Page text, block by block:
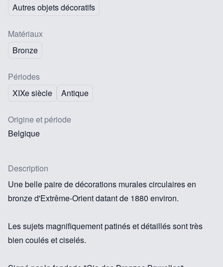
Autres objets décoratifs
Matériaux
Bronze
Périodes
XIXe siècle
Antique
Origine et période
Belgique
Description
Une belle paire de décorations murales circulaires en
bronze d'Extrême-Orient datant de 1880 environ.
Les sujets magnifiquement patinés et détaillés sont très
bien coulés et ciselés.